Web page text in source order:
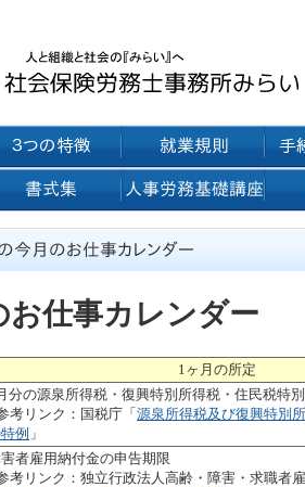
お仕事カレンダー
1ヶ月の所定
分の源泉所得税・復興特別所得税・住民税特
考リンク：国税庁「 源泉所得税及び復興特別
例 」
者雇用納付金の申告期限
考リンク：独立行政法人高齢・障害・求職者